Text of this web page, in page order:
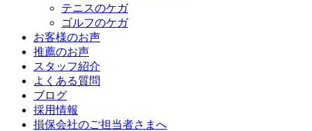
テニスのケガ
ゴルフのケガ
お客様のお声
推薦のお声
スタッフ紹介
よくある質問
ブログ
採用情報
損保会社のご担当者さまへ